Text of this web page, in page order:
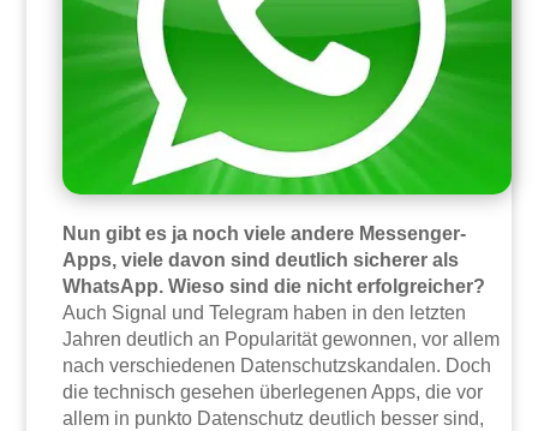
Nun gibt es ja noch viele andere Messenger-
Apps, viele davon sind deutlich sicherer als
WhatsApp. Wieso sind die nicht erfolgreicher?
Auch Signal und Telegram haben in den letzten
Jahren deutlich an Popularität gewonnen, vor allem
nach verschiedenen Datenschutzskandalen. Doch
die technisch gesehen überlegenen Apps, die vor
allem in punkto Datenschutz deutlich besser sind,